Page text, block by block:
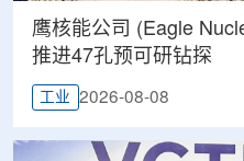
鹰核能公司 (Eagle
推进47孔预可研钻探
工业 2026-08-08